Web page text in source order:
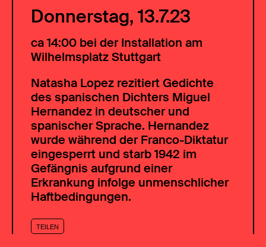
Donnerstag, 13.7.23
ca 14:00 bei der Installation am
Wilhelmsplatz Stuttgart
Natasha Lopez rezitiert Gedichte
des spanischen Dichters Miguel
Hernandez in deutscher und
spanischer Sprache. Hernandez
wurde während der Franco-Diktatur
eingesperrt und starb 1942 im
Gefängnis aufgrund einer
Erkrankung infolge unmenschlicher
Haftbedingungen.
TEILEN